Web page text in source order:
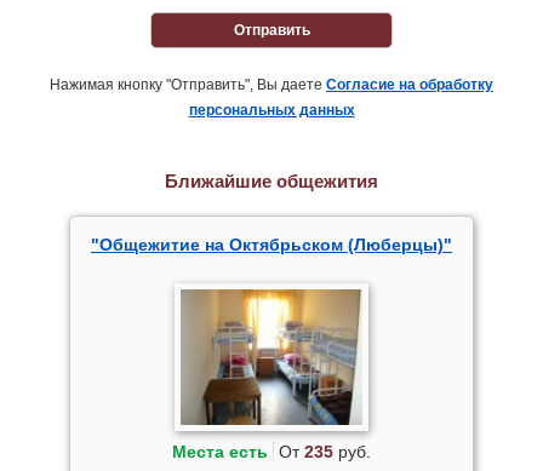
Отправить
Нажимая кнопку "Отправить", Вы даете Согласие на обработку
персональных данных
Ближайшие общежития
"Общежитие на Октябрьском (Люберцы)"
Места есть От235руб.